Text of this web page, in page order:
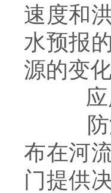
速度和
水预报
源的变
应
防汛
布在河
门提供